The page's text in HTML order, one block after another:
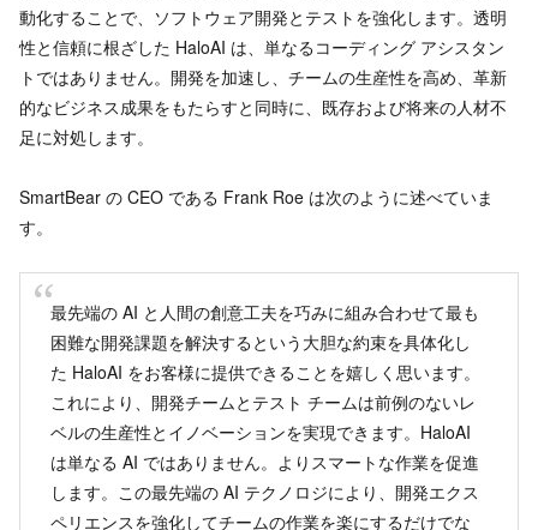
動化することで、ソフトウェア開発とテストを強化します。透明
性と信頼に根ざした HaloAI は、単なるコーディング アシスタン
トではありません。開発を加速し、チームの生産性を高め、革新
的なビジネス成果をもたらすと同時に、既存および将来の人材不
足に対処します。
SmartBear の CEO である Frank Roe は次のように述べていま
す。
最先端の AI と人間の創意工夫を巧みに組み合わせて最も
困難な開発課題を解決するという大胆な約束を具体化し
た HaloAI をお客様に提供できることを嬉しく思います。
これにより、開発チームとテスト チームは前例のないレ
ベルの生産性とイノベーションを実現できます。HaloAI
は単なる AI ではありません。よりスマートな作業を促進
します。この最先端の AI テクノロジにより、開発エクス
ペリエンスを強化してチームの作業を楽にするだけでな